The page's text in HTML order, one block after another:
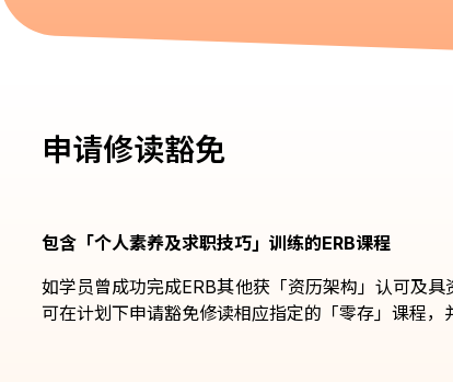
申请修读豁免
包含「个人素养及求职技巧」训练的ERB课程
如学员曾成功完成ERB其他获「资历架构」认可及
可在计划下申请豁免修读相应指定的「零存」课程